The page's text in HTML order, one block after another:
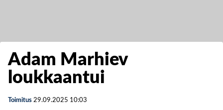
Adam Marhiev
loukkaantui
Toimitus 29.09.2025 10:03